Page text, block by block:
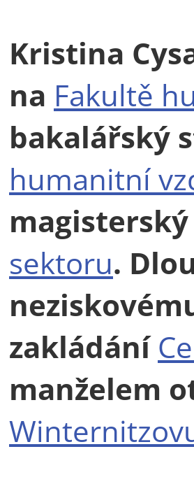
Kristina
na Fakultě
bakalářský
humanitní
sektoru.
zakládání
manželem